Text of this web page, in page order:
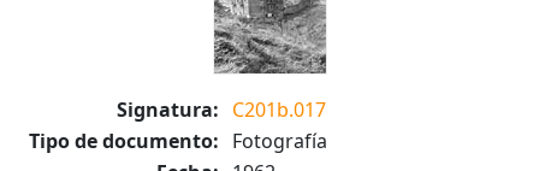
Signatura: C201b.017
Tipo de documento: Fotografía